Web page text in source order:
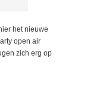
het nieuwe
open air
zich erg op